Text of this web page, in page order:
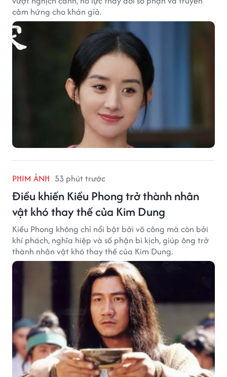
cảm hứng cho khán giả.
PHIM ẢNH 53 phút trước
Điều khiến Kiều Phong trở thành nhân
vật khó thay thế của Kim Dung
Kiều Phong không chỉ nổi bật bởi võ công mà còn bởi
khí phách, nghĩa hiệp và số phận bi kịch, giúp ông trở
thành nhân vật khó thay thế của Kim Dung.